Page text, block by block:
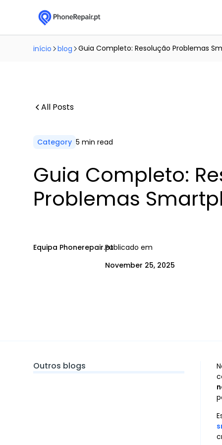
início blog Guia Completo: Resolução Problemas
All Posts
Category 5 min read
Guia Completo:
Problemas
Equipa Phonerepair.ptPublicado em
November 25, 2025
Outros blogs